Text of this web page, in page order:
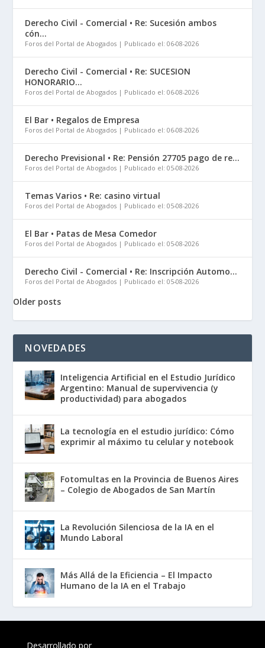
Derecho Civil - Comercial • Re: Sucesión ambos
cón...
Foros del Portal de Abogados Publicado el: 06-08-2026
Derecho Civil - Comercial • Re: SUCESION
HONORARIO...
Foros del Portal de Abogados Publicado el: 06-08-2026
El Bar • Regalos de Empresa
Foros del Portal de Abogados Publicado el: 06-08-2026
Derecho Previsional • Re: Pensión 27705 pago de re...
Foros del Portal de Abogados Publicado el: 05-08-2026
Temas Varios • Re: casino virtual
Foros del Portal de Abogados Publicado el: 05-08-2026
El Bar • Patas de Mesa Comedor
Foros del Portal de Abogados Publicado el: 05-08-2026
Derecho Civil - Comercial • Re: Inscripción Automo...
Foros del Portal de Abogados Publicado el: 05-08-2026
Older posts
NOVEDADES
Inteligencia Artificial en el Estudio Jurídico
Argentino: Manual de supervivencia (y
productividad) para abogados
La tecnología en el estudio jurídico: Cómo
exprimir al máximo tu celular y notebook
Fotomultas en la Provincia de Buenos Aires
– Colegio de Abogados de San Martín
La Revolución Silenciosa de la IA en el
Mundo Laboral
Más Allá de la Eficiencia – El Impacto
Humano de la IA en el Trabajo
Desarrollado por